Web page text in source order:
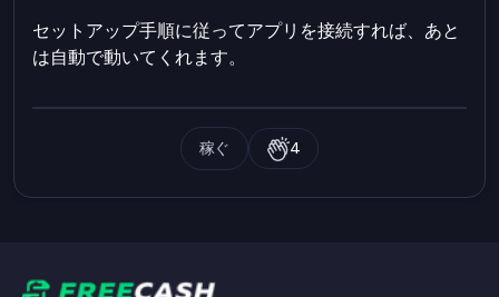
セットアップ手順に従ってアプリを接続すれば、あと
は自動で動いてくれます。
稼ぐ 4